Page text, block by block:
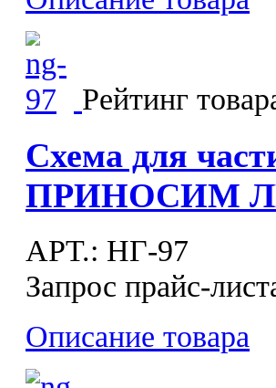
Рейтинг
Схема для
ПРИНОСИМ
APT.: НГ-97
Запрос прайс-
Описание товара